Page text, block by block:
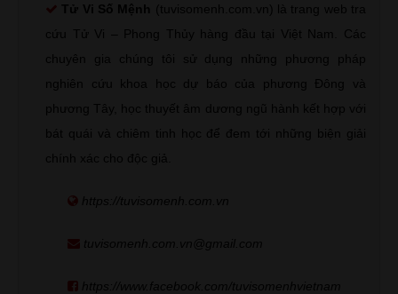
Tử Vi Số Mệnh (tuvisomenh.com.vn) là trang web tra
cứu Tử Vi – Phong Thủy hàng đầu tại Việt Nam. Các
chuyên gia chúng tôi sử dụng những phương pháp
nghiên cứu khoa học dự báo của phương Đông và
phương Tây, học thuyết âm dương ngũ hành kết hợp với
bát quái và chiêm tinh học để đem tới những biện giải
chính xác cho độc giả.
https://tuvisomenh.com.vn
tuvisomenh.com.vn@gmail.com
https://www.facebook.com/tuvisomenhvietnam